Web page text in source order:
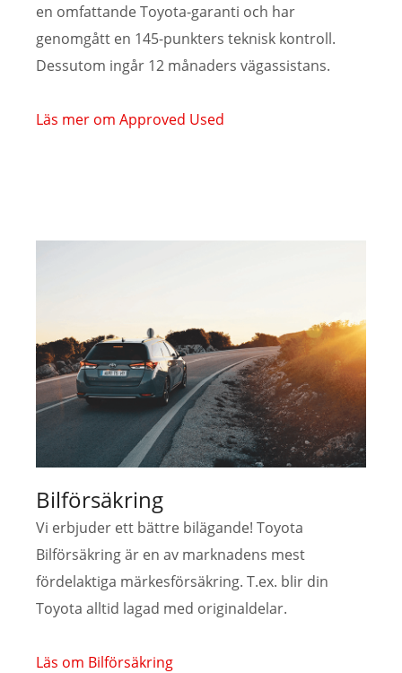
en omfattande Toyota-garanti och har
genomgått en 145-punkters teknisk kontroll.
Dessutom ingår 12 månaders vägassistans.
Läs mer om Approved Used
Bilförsäkring
Vi erbjuder ett bättre bilägande! Toyota
Bilförsäkring är en av marknadens mest
fördelaktiga märkesförsäkring. T.ex. blir din
Toyota alltid lagad med originaldelar.
Läs om Bilförsäkring